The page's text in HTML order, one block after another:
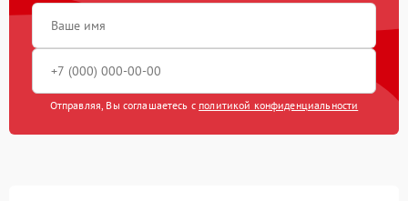
Отправляя, Вы соглашаетесь с политикой конфиденциальности